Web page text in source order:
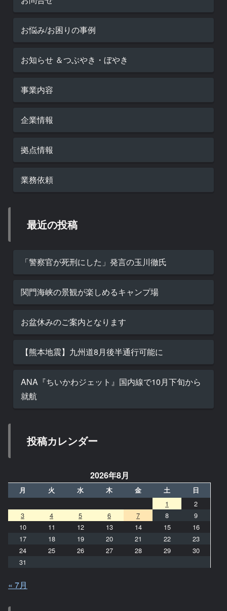
お悩み/お困りの事例
お知らせ ＆つぶやき・ぼやき
事業内容
企業情報
拠点情報
業務依頼
最近の投稿
「警察官が死刑にした」発言の玉川徹氏
関門海峡の景観が楽しめるキャンプ場
お盆休みのご案内となります
【熊本地震】九州道8月後半通行可能に
ANA『ちいかわジェット』国内線で10月下旬から
就航
投稿カレンダー
2026年8月
月 火 水 木 金 土 日
1
2
3
4 5 6 7 8
9
10
11 12 13 14 15
16
17
18 19 20 21 22
23
24
25 26 27 28 29
30
31
« 7月